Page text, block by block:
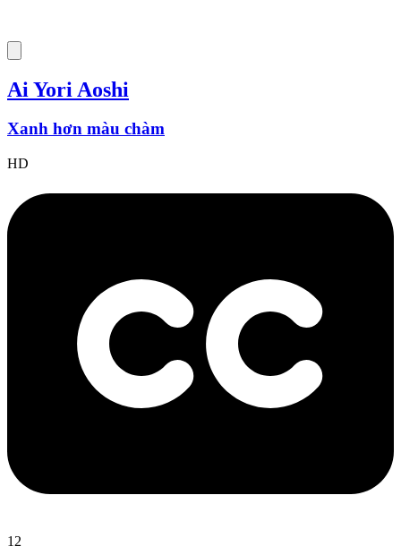
Ai Yori Aoshi
Xanh hơn màu chàm
HD
12